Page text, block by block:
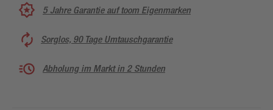
5 Jahre Garantie auf toom Eigenmarken
Sorglos, 90 Tage Umtauschgarantie
Abholung im Markt in 2 Stunden